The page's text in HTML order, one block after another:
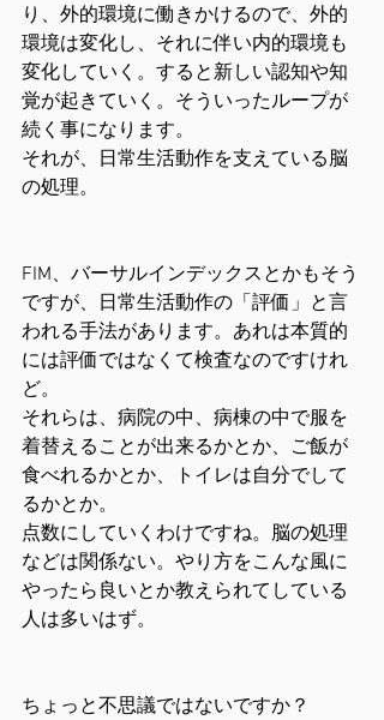
り、外的環境に働きかけるので、外的
環境は変化し、それに伴い内的環境も
変化していく。すると新しい認知や知
覚が起きていく。そういったループが
続く事になります。
それが、日常生活動作を支えている脳
の処理。
FIM、バーサルインデックスとかもそう
ですが、日常生活動作の「評価」と言
われる手法があります。あれは本質的
には評価ではなくて検査なのですけれ
ど。
それらは、病院の中、病棟の中で服を
着替えることが出来るかとか、ご飯が
食べれるかとか、トイレは自分でして
るかとか。
点数にしていくわけですね。脳の処理
などは関係ない。やり方をこんな風に
やったら良いとか教えられてしている
人は多いはず。
ちょっと不思議ではないですか？